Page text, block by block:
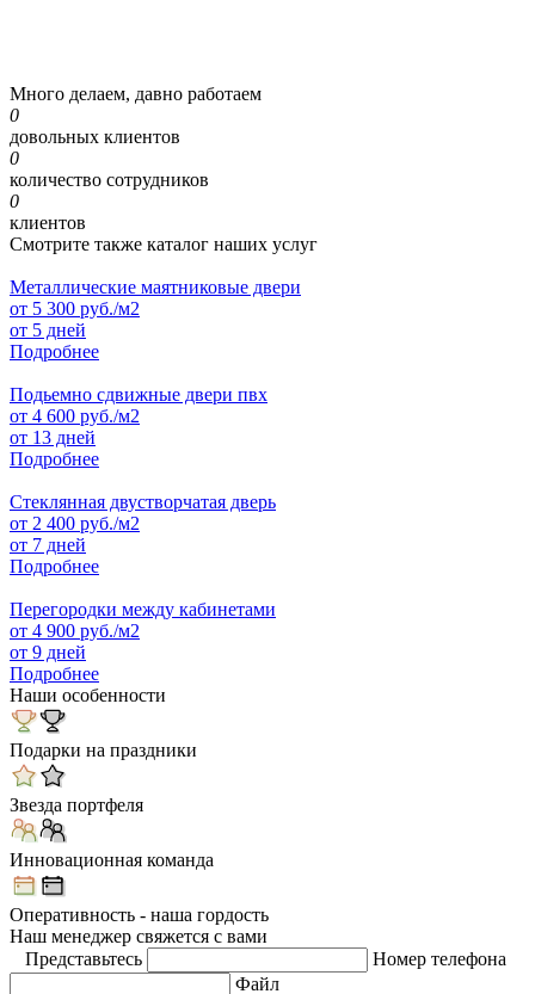
Много делаем, давно работаем
0
довольных клиентов
0
количество сотрудников
0
клиентов
Смотрите также каталог наших услуг
Металлические маятниковые двери
от 5 300 руб./м2
от 5 дней
Подробнее
Подьемно сдвижные двери пвх
от 4 600 руб./м2
от 13 дней
Подробнее
Стеклянная двустворчатая дверь
от 2 400 руб./м2
от 7 дней
Подробнее
Перегородки между кабинетами
от 4 900 руб./м2
от 9 дней
Подробнее
Наши особенности
Подарки на праздники
Звезда портфеля
Инновационная команда
Оперативность - наша гордость
Наш менеджер свяжется с вами
Представьтесь
Номер телефона
Файл